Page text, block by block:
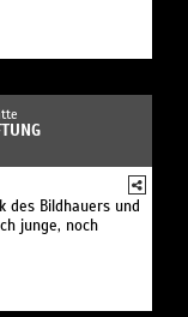
des Bildhauers und
junge, noch